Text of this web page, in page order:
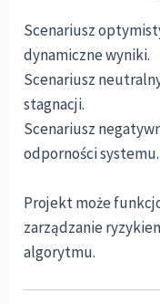
Scenariusz
dynamiczne wyniki.
Scenariusz
stagnacji.
Scenariusz
odporności systemu.
Projekt może
zarządzanie
algorytmu.